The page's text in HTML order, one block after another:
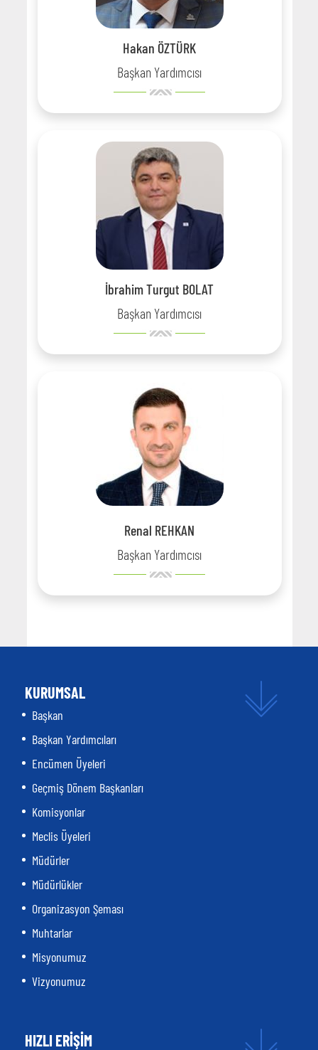
Hakan ÖZTÜRK
Başkan Yardımcısı
İbrahim Turgut BOLAT
Başkan Yardımcısı
Renal REHKAN
Başkan Yardımcısı
KURUMSAL
Başkan
Başkan Yardımcıları
Encümen Üyeleri
Geçmiş Dönem Başkanları
Komisyonlar
Meclis Üyeleri
Müdürler
Müdürlükler
Organizasyon Şeması
Muhtarlar
Misyonumuz
Vizyonumuz
HIZLI ERİŞİM